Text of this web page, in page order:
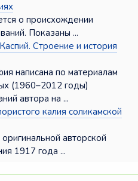
о происхождении
Показаны ...
Строение и история
написана по материалам
(1960–2012 годы)
автора на ...
калия соликамской
авторской
1917 года ...